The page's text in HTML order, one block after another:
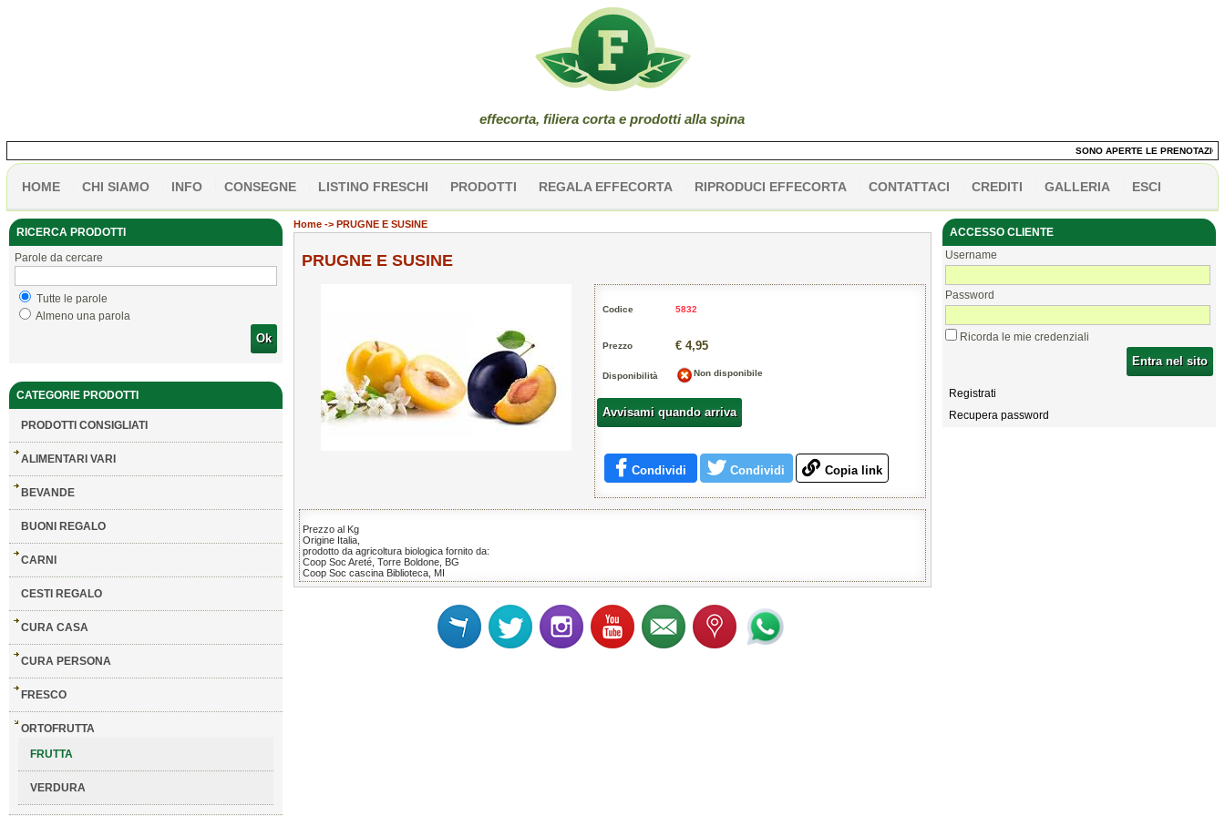
effecorta, filiera corta e prodotti alla spina
SONO APERTE LE
HOME CHI SIAMO INFO CONSEGNE LISTINO FRESCHI PRODOTTI REGALA EFFECORTA RIPRODUCI EFFECORTA CONTATTACI CREDITI GALLERIA ESCI
RICERCA PRODOTTI
Parole da cercare
Tutte le parole
Almeno una parola
Ok
CATEGORIE PRODOTTI
PRODOTTI CONSIGLIATI
ALIMENTARI VARI
BEVANDE
BUONI REGALO
CARNI
CESTI REGALO
CURA CASA
CURA PERSONA
FRESCO
ORTOFRUTTA
FRUTTA
VERDURA
Home-> PRUGNE E SUSINE
PRUGNE E SUSINE
Codice 5832
Prezzo € 4,95
Disponibilità Non disponibile
Avvisami quando arriva
Condividi Condividi Copia link
Prezzo al Kg
Origine Italia,
prodotto da agricoltura biologica fornito da:
Coop Soc Areté, Torre Boldone, BG
Coop Soc cascina Biblioteca, MI
ACCESSO CLIENTE
Username
Password
Ricorda le mie credenziali
Entra nel sito
Registrati
Recupera password